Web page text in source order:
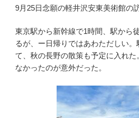
9月25日念願の軽井沢安東美術館の
東京駅から新幹線で1時間、駅から
るが、ー日帰りではあわただしい。
て、秋の長野の散策も予定に入れ
なかったのが意外だった。